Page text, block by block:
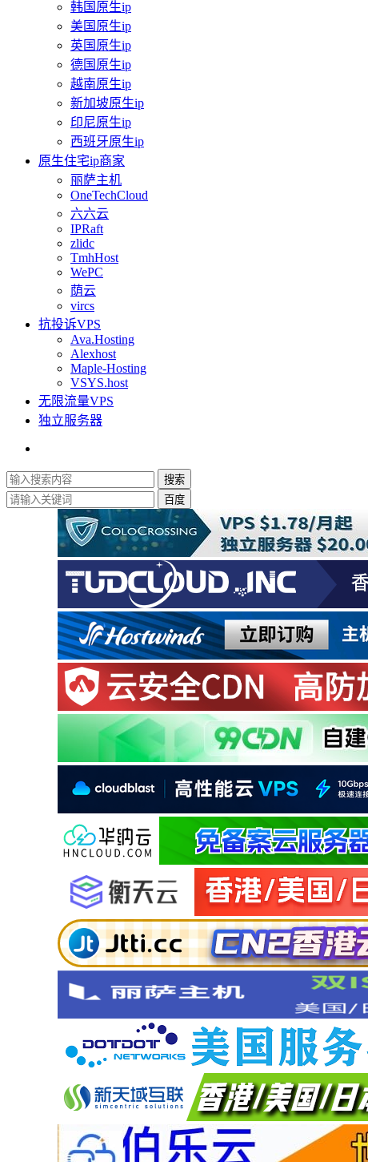
韩国原生ip
美国原生ip
英国原生ip
德国原生ip
越南原生ip
新加坡原生ip
印尼原生ip
西班牙原生ip
原生住宅ip商家
丽萨主机
OneTechCloud
六六云
IPRaft
zlidc
TmhHost
WePC
荫云
vircs
抗投诉VPS
Ava.Hosting
Alexhost
Maple-Hosting
VSYS.host
无限流量VPS
独立服务器